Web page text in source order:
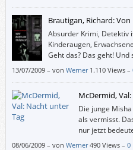
Brautigan, Richard:
Absurder Krimi, Detektiv
Kinderaugen,
Geht das? Das geht!
Kunst aus, ist aber eher
13/07/2009– von Werner 1.110 Views –
McDermid,
Die junge
als vermisst.
nur jetzt
dass ihr an
08/06/2009– von Werner 490 Views – 0